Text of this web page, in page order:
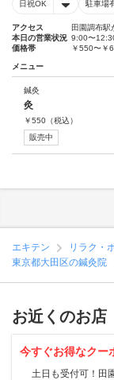
日祝OK 駐車場
アクセス
田園調布駅
本日の営業状況 9:00〜
価格帯
￥550〜￥
メニュー
鍼灸
灸
￥550 （税込）
販売中
エキテン リラク・
東京都大田区の鍼灸院
お近くのお店
今すぐお得なクー
土日も受付可！田